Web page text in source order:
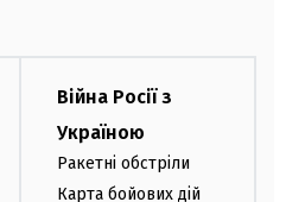
Війна Росії з
Україною
Ракетні обстріли
Карта бойових дій